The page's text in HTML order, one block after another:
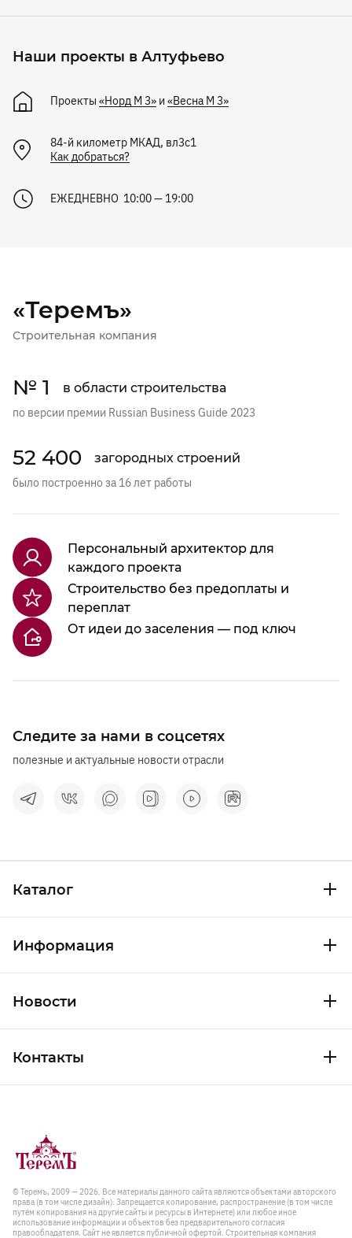
Наши проекты в Алтуфьево
Проекты «Норд М 3» и «Весна М 3»
84-й километр МКАД, вл3с1
Как добраться?
ЕЖЕДНЕВНО 10:00 — 19:00
«Теремъ»
Строительная компания
№ 1 в области строительства
по версии премии Russian Business Guide 2023
52 400 загородных строений
было построенно за 16 лет работы
Следите за нами в соцсетях
полезные и актуальные новости отрасли
Персональный архитектор для
каждого проекта
Строительство без предоплаты и
переплат
От идеи до заселения — под ключ
Каталог
Информация
Новости
Контакты
© Теремъ, 2009 — 2026. Все материалы данного сайта являются объектами авторского
права (в том числе дизайн). Запрещается копирование, распространение (в том числе
путём копирования на другие сайты и ресурсы в Интернете) или любое иное
использование информации и объектов без предварительного согласия
правообладателя. Cайт не является публичной офертой. Строительная компания